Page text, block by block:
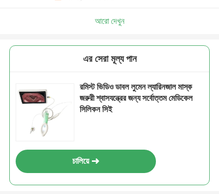
আরো দেখুন
এর সেরা মূল্য পান
রমিস্ট ভিডিও ডাবল লুমেন ল্যারিনজাল মাস্ক
জরুরী শ্বাসযন্ত্রের জন্য সর্বোত্তম মেডিকেল
সিলিকন সিই
চালিয়ে